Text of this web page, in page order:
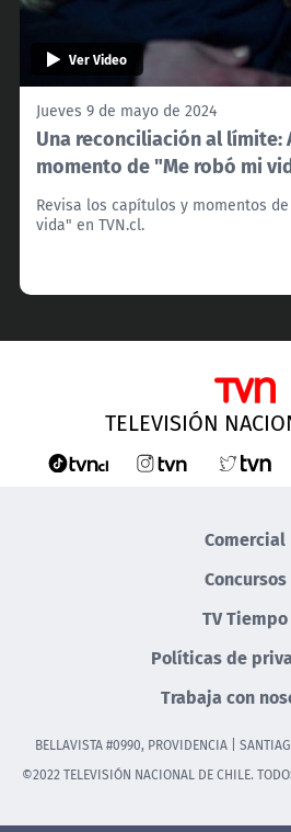
Ver Video
Jueves 9 de mayo de 2024
Una reconciliación al límite:
momento de "Me robó mi
Revisa los capítulos y momentos
vida" en TVN.cl.
TELEVISIÓN
Comercial
Concursos
TV Tiempo
Políticas de
Trabaja con
BELLAVISTA #0990, PROVIDENCIA |
©2022 TELEVISIÓN NACIONAL DE CHILE.